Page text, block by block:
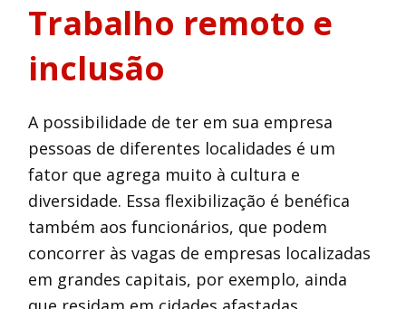
Trabalho remoto e
inclusão
A possibilidade de ter em sua empresa
pessoas de diferentes localidades é um
fator que agrega muito à cultura e
diversidade. Essa flexibilização é benéfica
também aos funcionários, que podem
concorrer às vagas de empresas localizadas
em grandes capitais, por exemplo, ainda